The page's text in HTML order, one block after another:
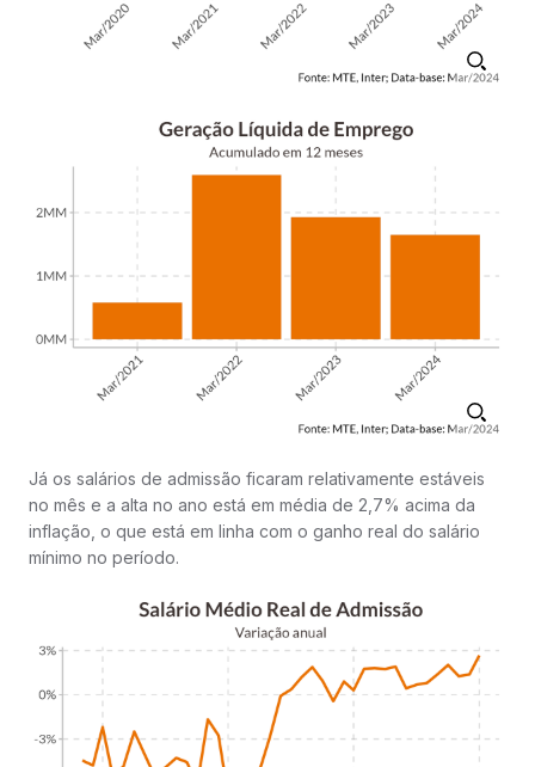
Já os salários de admissão ficaram relativamente estáveis
no mês e a alta no ano está em média de 2,7% acima da
inflação, o que está em linha com o ganho real do salário
mínimo no período.